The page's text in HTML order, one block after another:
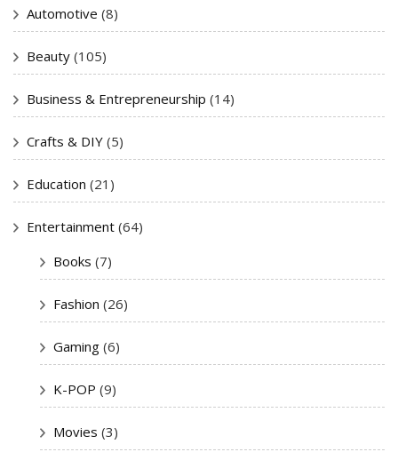
Automotive (8)
Beauty (105)
Business & Entrepreneurship (14)
Crafts & DIY (5)
Education (21)
Entertainment (64)
Books (7)
Fashion (26)
Gaming (6)
K-POP (9)
Movies (3)